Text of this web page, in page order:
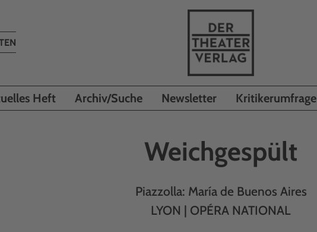
Heft Archiv/Suche Newsletter Kritikerumfrage
Weichgespült
Piazzolla: María de Buenos Aires
LYON | OPÉRA NATIONAL